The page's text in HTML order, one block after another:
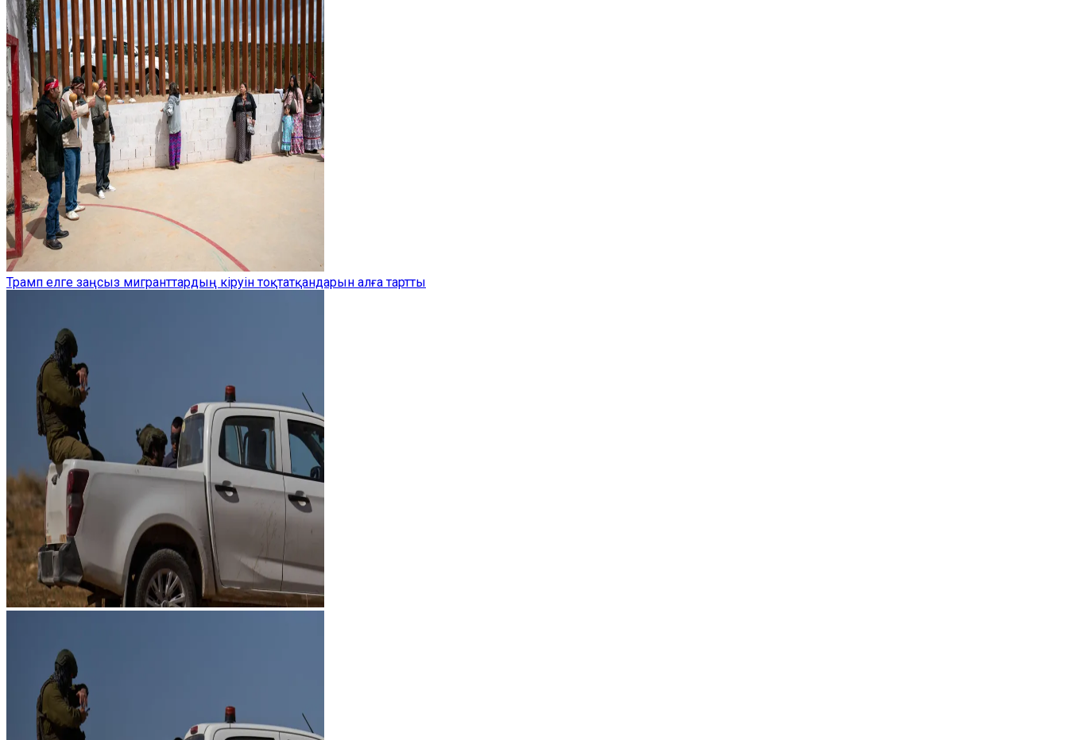
Трамп елге заңсыз мигранттардың кіруін тоқтатқандарын алға тартты